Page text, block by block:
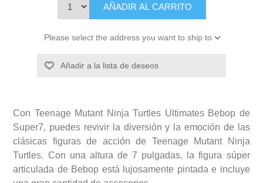
AÑADIR AL CARRITO
Please select the address you want to ship to
Añadir a la lista de deseos
Con Teenage Mutant Ninja Turtles Ultimates Bebop de
Super7, puedes revivir la diversión y la emoción de las
clásicas figuras de acción de Teenage Mutant Ninja
Turtles. Con una altura de 7 pulgadas, la figura súper
articulada de Bebop está lujosamente pintada e incluye